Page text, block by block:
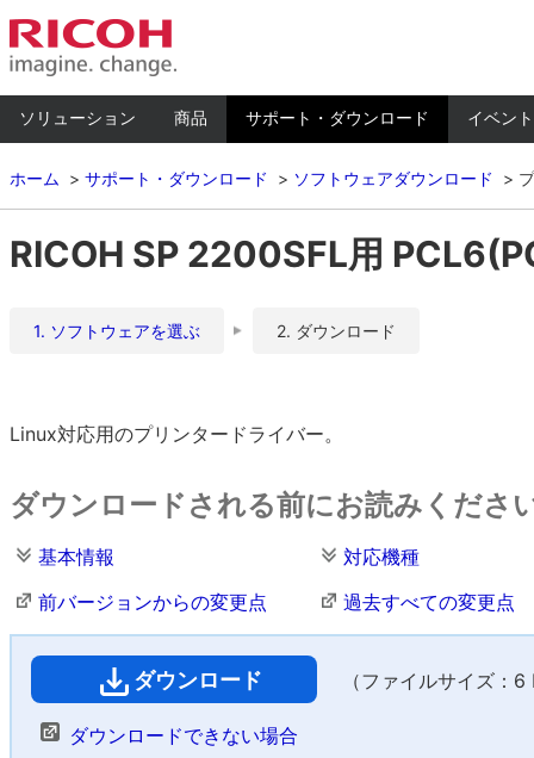
ソリューション 商品 サポート・ダウンロード イベン
ホーム サポート・ダウンロード ソフトウェアダウンロード
RICOH SP 2200SFL用
1. ソフトウェアを選ぶ 2. ダウンロード
Linux対応用のプリンタードライバー。
ダウンロードされる前にお読みくださ
基本情報
対応機種
前バージョンからの変更点
過去すべての変更点
ダウンロード （ファイルサイズ：6
ダウンロードできない場合